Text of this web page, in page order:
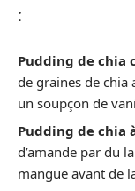
:
Pudding de chia
de graines de chia
un soupçon de
Pudding de chia
d’amande par du
mangue avant de